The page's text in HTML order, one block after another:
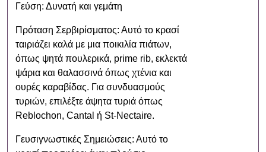
Γεύση: Δυνατή και γεμάτη
Πρόταση Σερβιρίσματος: Αυτό το κρασί
ταιριάζει καλά με μια ποικιλία πιάτων,
όπως ψητά πουλερικά, prime rib, εκλεκτά
ψάρια και θαλασσινά όπως χτένια και
ουρές καραβίδας. Για συνδυασμούς
τυριών, επιλέξτε άψητα τυριά όπως
Reblochon, Cantal ή St-Nectaire.
Γευσιγνωστικές Σημειώσεις: Αυτό το